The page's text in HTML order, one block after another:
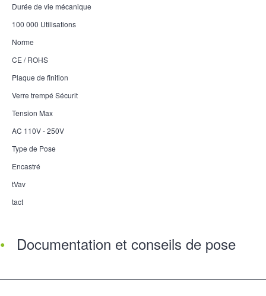
Durée de vie mécanique
100 000 Utilisations
Norme
CE / ROHS
Plaque de finition
Verre trempé Sécurit
Tension Max
AC 110V - 250V
Type de Pose
Encastré
tVav
tact
Documentation et conseils de pose